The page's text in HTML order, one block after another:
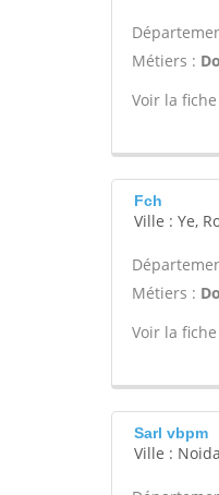
Métiers :
Voir la
Fch
Ville : Ye,
Métiers :
Voir la
Sarl vbpm
Ville :